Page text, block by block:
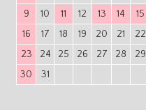
9
10 11 12 13 14
15
16
17 18 19 20 21
22
23
24 25 26 27 28
29
30
31